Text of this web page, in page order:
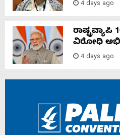
4 days ago
ವಿರೋಧಿ
4 days ago